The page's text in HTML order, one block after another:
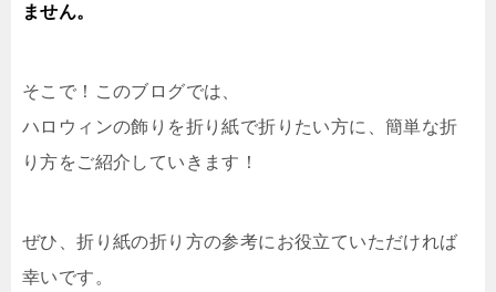
ません。
そこで！このブログでは、
ハロウィンの飾りを折り紙で折りたい方に、簡単な折
り方をご紹介していきます！
ぜひ、折り紙の折り方の参考にお役立ていただければ
幸いです。